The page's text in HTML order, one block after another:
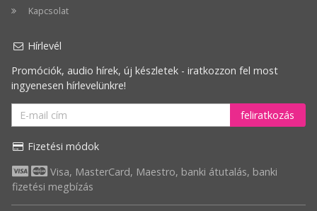
Kapcsolat
Hírlevél
Promóciók, audio hírek, új készletek - iratkozzon fel most
ingyenesen hírlevelünkre!
feliratkozás
Fizetési módok
Visa, MasterCard, Maestro, banki átutalás, banki
fizetési megbízás